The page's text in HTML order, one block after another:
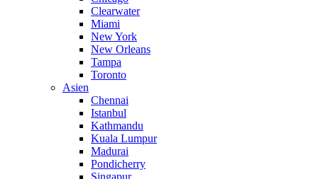
Clearwater
Miami
New York
New Orleans
Tampa
Toronto
Asien
Chennai
Istanbul
Kathmandu
Kuala Lumpur
Madurai
Pondicherry